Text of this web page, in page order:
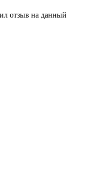
отзыв на данный